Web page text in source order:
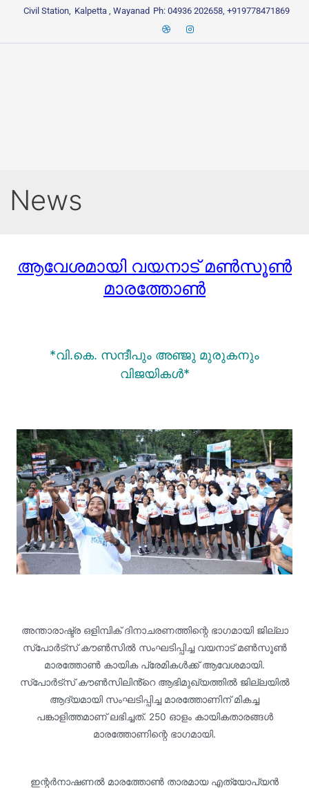
Civil Station, Kalpetta , Wayanad Ph: 04936 202658, +919778471869
News
ആവേശമായി വയനാട് മൺസൂൺ
മാരത്തോൺ
*വി.കെ. സന്ദീപും അഞ്ജു മുരുകനും
വിജയികൾ*
അന്താരാഷ്ട്ര ഒളിമ്പിക് ദിനാചരണത്തിന്റെ ഭാഗമായി ജില്ലാ
സ്‌പോർട്‌സ് കൗൺസിൽ സംഘടിപ്പിച്ച വയനാട് മൺസൂൺ
മാരത്തോൺ കായിക പ്രേമികൾക്ക് ആവേശമായി.
സ്‌പോർട്‌സ് കൗൺസിലിൻ്റെ ആഭിമുഖ്യത്തിൽ ജില്ലയിൽ
ആദ്യമായി സംഘടിപ്പിച്ച മാരത്തോണിന് മികച്ച
പങ്കാളിത്തമാണ് ലഭിച്ചത്. 250 ഓളം കായികതാരങ്ങൾ
മാരത്തോണിന്റെ ഭാഗമായി.
ഇന്റർനാഷണൽ മാരത്തോൺ താരമായ എത്യോപ്യൻ